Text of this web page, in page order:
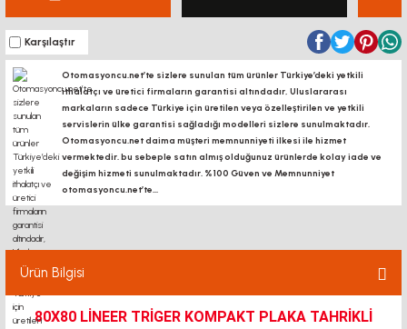
Karşılaştır
Otomasyoncu.net’te sizlere sunulan tüm ürünler Türkiye’deki yetkili
ithalatçı ve üretici firmaların garantisi altındadır, Uluslararası
markaların sadece Türkiye için üretilen veya özelleştirilen ve yetkili
servislerin ülke garantisi sağladığı modelleri sizlere sunulmaktadır.
Otomasyoncu.net daima müşteri memnunniyeti ilkesi ile hizmet
vermektedir. bu sebeple satın almış olduğunuz ürünlerde kolay iade ve
değişim hizmeti sunulmaktadır. %100 Güven ve Memnunniyet
otomasyoncu.net’te...
Ürün Bilgisi
80X80 LİNEER TRİGER KOMPAKT PLAKA TAHRİKLİ